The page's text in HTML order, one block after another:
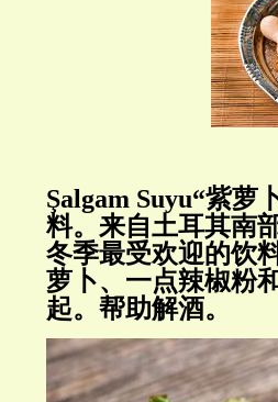
Şalgam Suyu“紫萝
料。 来自土耳其南
冬季最受欢迎的饮
萝卜、一点辣椒粉
起。帮助解酒。